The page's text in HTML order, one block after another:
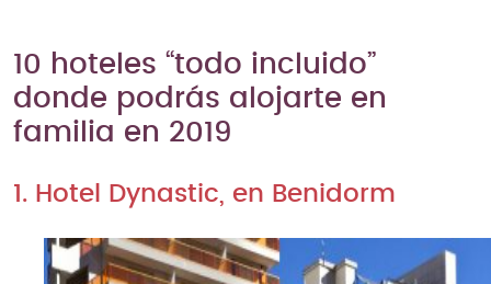
10 hoteles “todo incluido”
donde podrás alojarte en
familia en 2019
1. Hotel Dynastic, en Benidorm